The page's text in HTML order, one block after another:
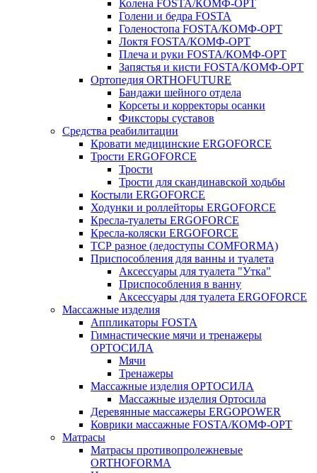
Колена FOSTA/КОМФ-ОРТ
Голени и бедра FOSTA
Голеностопа FOSTA/КОМФ-ОРТ
Локтя FOSTA/КОМФ-ОРТ
Плеча и руки FOSTA/КОМФ-ОРТ
Запястья и кисти FOSTA/КОМФ-ОРТ
Ортопедия ORTHOFUTURE
Бандажи шейного отдела
Корсеты и корректоры осанки
Фиксторы суставов
Средства реабилитации
Кровати медицинские ERGOFORCE
Трости ERGOFORCE
Трости
Трости для скандинавской ходьбы
Костыли ERGOFORCE
Ходунки и роллейторы ERGOFORCE
Кресла-туалеты ERGOFORCE
Кресла-коляски ERGOFORCE
ТСР разное (ледоступы COMFORMA)
Приспособления для ванны и туалета
Аксессуары для туалета "Утка"
Приспособления в ванну
Аксессуары для туалета ERGOFORCE
Массажные изделия
Аппликаторы FOSTA
Гимнастические мячи и тренажеры
ОРТОСИЛА
Мячи
Тренажеры
Массажные изделия ОРТОСИЛА
Массажные изделия Ортосила
Деревянные массажеры ERGOPOWER
Коврики массажные FOSTA/КОМФ-ОРТ
Матрасы
Матрасы противопролежневые
ORTHOFORMA